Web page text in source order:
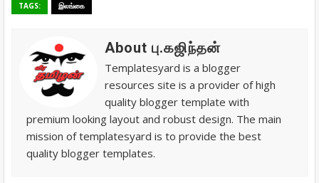
TAGS: இலங்கை
About பு.கஜிந்தன்
Templatesyard is a blogger
resources site is a provider of high
quality blogger template with
premium looking layout and robust design. The main
mission of templatesyard is to provide the best
quality blogger templates.